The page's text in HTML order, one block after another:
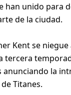
han unido para
de la ciudad.
Kent se
la
Titanes.